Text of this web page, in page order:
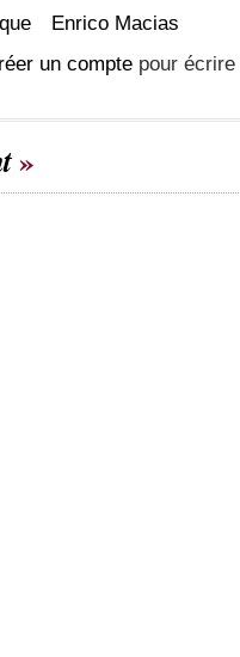
Enrico Macias
un compte pour